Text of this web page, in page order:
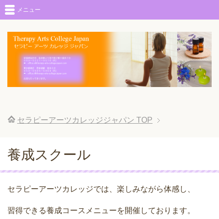
メニュー
セラピーアーツカレッジジャパン TOP
養成スクール
セラピーアーツカレッジでは、楽しみながら体感し、
習得できる養成コースメニューを開催しております。